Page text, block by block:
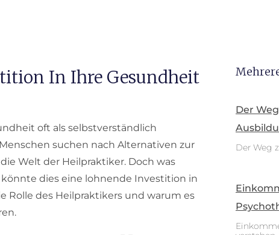
In Ihre Gesundheit
oft als selbstverständlich
suchen nach Alternativen zur
Welt der Heilpraktiker. Doch was
dies eine lohnende Investition in
Rolle des Heilpraktikers und warum es
Der
Der Weg